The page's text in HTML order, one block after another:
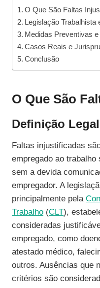
O Que São Faltas
Legislação Trabalhista
Medidas Preventivas
Casos Reais e
Conclusão
O Que São
Definição
Faltas injustificadas
empregado ao
sem a devida
empregador. A
principalmente pela
Trabalho (CLT),
consideradas
empregado, como
atestado médico,
outros. Ausências que
critérios são